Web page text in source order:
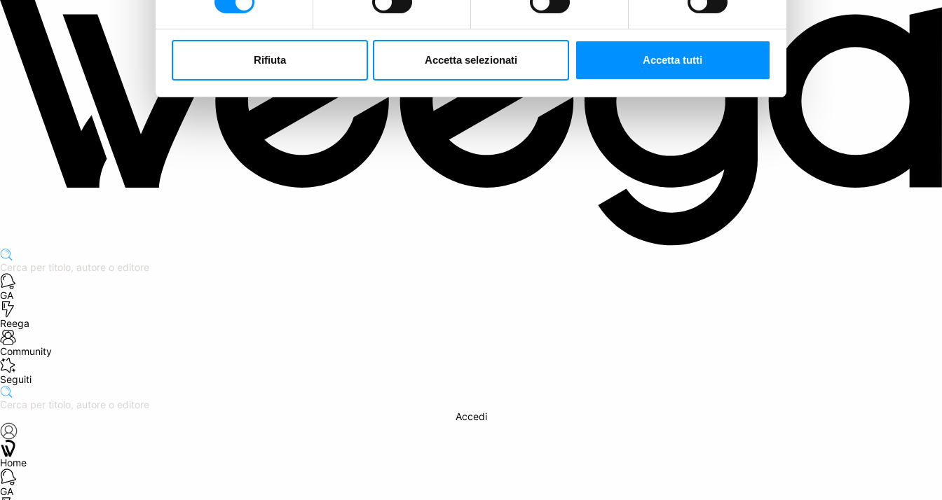
Rifiuta Accetta selezionati Accetta tutti
GA
Reega
Community
Seguiti
Accedi
Home
GA